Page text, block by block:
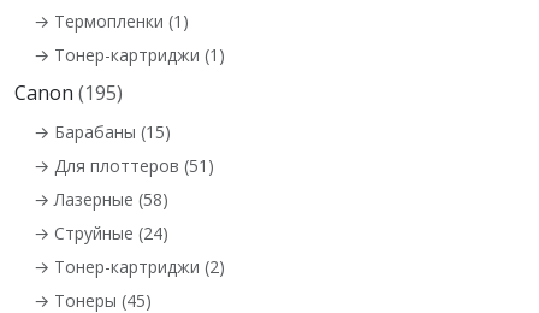
→ Термопленки (1)
→ Тонер-картриджи (1)
Canon (195)
→ Барабаны (15)
→ Для плоттеров (51)
→ Лазерные (58)
→ Струйные (24)
→ Тонер-картриджи (2)
→ Тонеры (45)